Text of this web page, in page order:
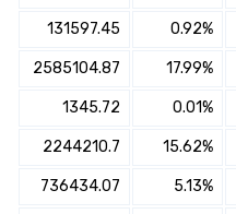
0.92%
131597.45
17.99%
2585104.87
0.01%
1345.72
15.62%
2244210.7
5.13%
736434.07